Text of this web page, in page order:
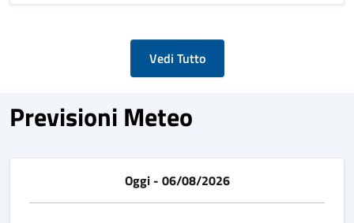
Vedi Tutto
Previsioni Meteo
Oggi - 06/08/2026